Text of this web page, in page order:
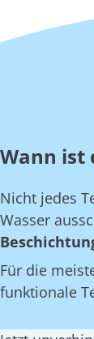
Wann ist
Nicht jedes
Wasser
Für die
funktionale